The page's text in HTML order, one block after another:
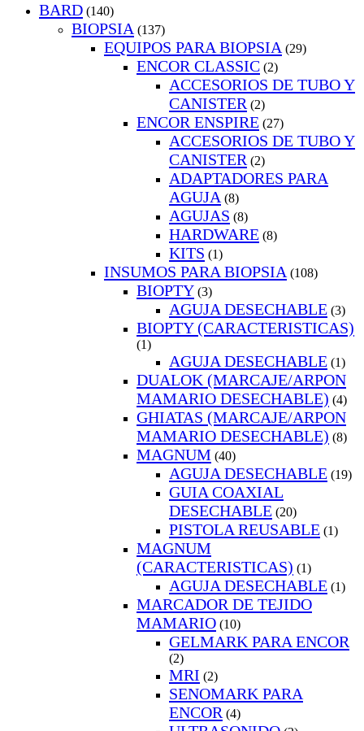
BARD (140)
BIOPSIA (137)
EQUIPOS PARA BIOPSIA (29)
ENCOR CLASSIC (2)
ACCESORIOS DE TUBO Y
CANISTER (2)
ENCOR ENSPIRE (27)
ACCESORIOS DE TUBO Y
CANISTER (2)
ADAPTADORES PARA
AGUJA (8)
AGUJAS (8)
HARDWARE (8)
KITS (1)
INSUMOS PARA BIOPSIA (108)
BIOPTY (3)
AGUJA DESECHABLE (3)
BIOPTY (CARACTERISTICAS)
(1)
AGUJA DESECHABLE (1)
DUALOK (MARCAJE/ARPON
MAMARIO DESECHABLE) (4)
GHIATAS (MARCAJE/ARPON
MAMARIO DESECHABLE) (8)
MAGNUM (40)
AGUJA DESECHABLE (19)
GUIA COAXIAL
DESECHABLE (20)
PISTOLA REUSABLE (1)
MAGNUM
(CARACTERISTICAS) (1)
AGUJA DESECHABLE (1)
MARCADOR DE TEJIDO
MAMARIO (10)
GELMARK PARA ENCOR
(2)
MRI (2)
SENOMARK PARA
ENCOR (4)